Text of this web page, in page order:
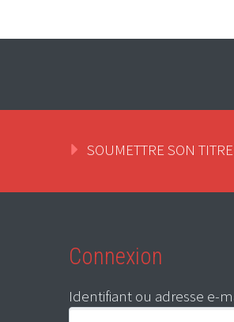
SOUMETTRE SON TITRE
Connexion
Identifiant ou adresse e-